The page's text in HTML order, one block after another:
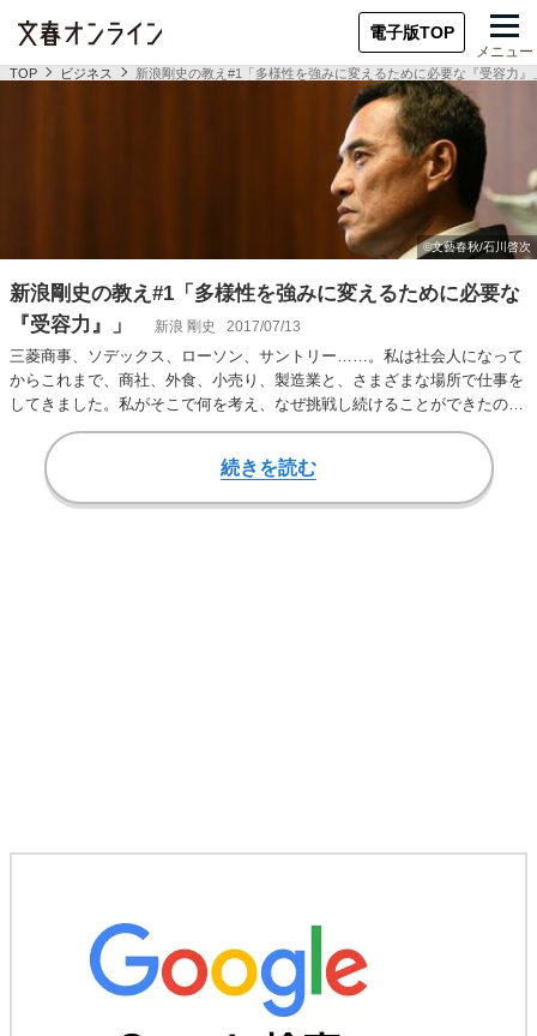
電子版TOP
メニュー
TOP ビジネス 新浪剛史の教え#1「多様性を強みに変えるために必要な『受容力』
新浪剛史の教え#1「多様性を強みに変えるために必要な
『受容力』」
新浪 剛史 2017/07/13
三菱商事、ソデックス、ローソン、サントリー……。私は社会人になって
からこれまで、商社、外食、小売り、製造業と、さまざまな場所で仕事を
してきました。私がそこで何を考え、なぜ挑戦し続けることができたの
か。現在までのキャ…
続きを読む